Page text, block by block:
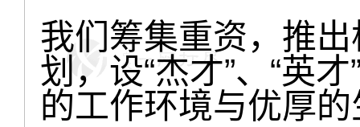
我们筹集重资，推
划，设“杰才”、“英
的工作环境与优厚